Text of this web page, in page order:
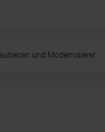
und Modernisierer